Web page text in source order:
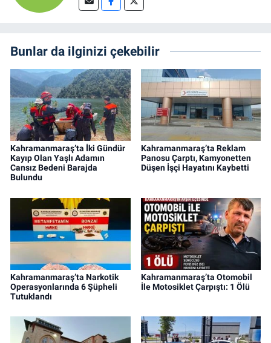
Bunlar da ilginizi çekebilir
Kahramanmaraş’ta İki Gündür
Kayıp Olan Yaşlı Adamın
Cansız Bedeni Barajda
Bulundu
Kahramanmaraş’ta Reklam
Panosu Çarptı, Kamyonetten
Düşen İşçi Hayatını Kaybetti
Kahramanmaraş’ta Narkotik
Operasyonlarında 6 Şüpheli
Tutuklandı
Kahramanmaraş’ta Otomobil
İle Motosiklet Çarpıştı: 1 Ölü